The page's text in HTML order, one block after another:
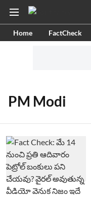
Home FactCheck
PM Modi